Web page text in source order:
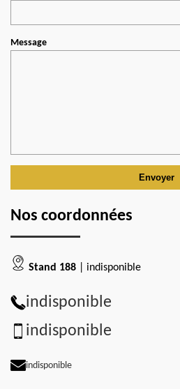
Message
Nos coordonnées
Stand 188 | indisponible
indisponible
indisponible
indisponible